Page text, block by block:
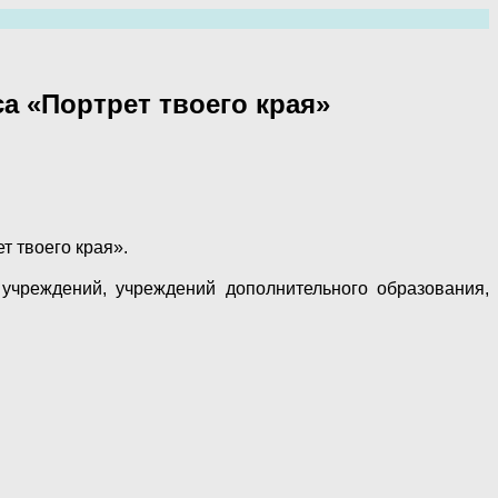
«Портрет твоего края»
твоего края».
учреждений дополнительного образования,